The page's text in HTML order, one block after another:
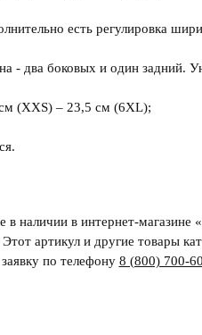
есть регулировка
- два боковых и один задний.
(ХХS) – 23,5 см (6XL);
наличии в интернет-магазине
артикул и другие товары
по телефону 8 (800) 700-